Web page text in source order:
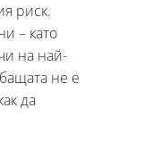
риск.
– като
на най-
не е
да